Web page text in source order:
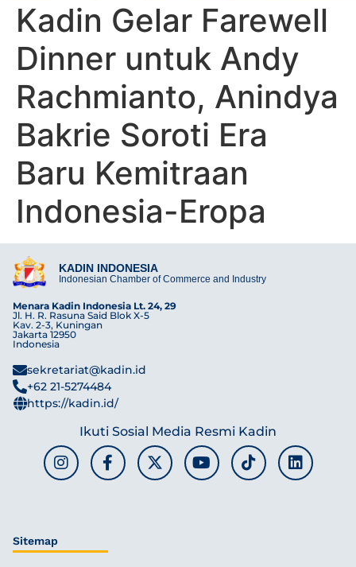
Kadin Gelar Farewell
Dinner untuk Andy
Rachmianto, Anindya
Bakrie Soroti Era
Baru Kemitraan
Indonesia-Eropa
KADIN INDONESIA
Indonesian Chamber of Commerce and Industry
Menara Kadin Indonesia Lt. 24, 29
Jl. H. R. Rasuna Said Blok X-5
Kav. 2-3, Kuningan
Jakarta 12950
Indonesia
sekretariat@kadin.id
+62 21-5274484
https://kadin.id/
Ikuti Sosial Media Resmi Kadin
Sitemap